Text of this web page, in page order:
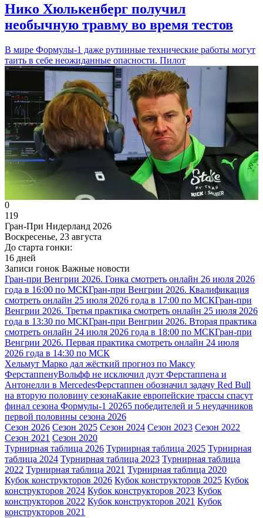
Нико Хюлькенберг получил
необычную травму во время тестов
В мире Формулы-1 даже рутинные технические работы могут
таить в себе неожиданные опасности. Пилот
0
119
Гран-При Нидерланд 2026
Воскресенье, 23 августа
До старта гонки:
16 дней
Записи гонок Важные новости
Гран-при Венгрии 2026. Гонка смотреть онлайн 26 июля 2026
года в 16:00 по МСКГран-при Венгрии 2026. Квалификация
смотреть онлайн 25 июля 2026 года в 17:00 по МСКГран-при
Венгрии 2026. Третья практика смотреть онлайн 25 июля 2026
года в 13:30 по МСКГран-при Венгрии 2026. Вторая практика
смотреть онлайн 24 июля 2026 года в 18:00 по МСКГран-при
Венгрии 2026. Первая практика смотреть онлайн 24 июля
2026 года в 14:30 по МСК
Хельмут Марко дал жёсткий прогноз по Максу
ФерстаппенуВольфф не исключил дуэт Ферстаппена и
Антонелли в MercedesФерстаппен обозначил задачу Red Bull
на вторую половину сезонаКакие европейские трассы спасут
финал сезона Формулы-1 20265 победителей и 5 неудачников
первой половины сезона 2026
Сезон 2026 Сезон 2025 Сезон 2024 Сезон 2023 Сезон 2022
Сезон 2021 Сезон 2020
Турнирная таблица 2026 Турнирная таблица 2025 Турнирная
таблица 2024 Турнирная таблица 2023 Турнирная таблица
2022 Турнирная таблица 2021 Турнирная таблица 2020
Кубок конструкторов 2026 Кубок конструкторов 2025 Кубок
конструкторов 2024 Кубок конструкторов 2023 Кубок
конструкторов 2022 Кубок конструкторов 2021 Кубок
конструкторов 2021